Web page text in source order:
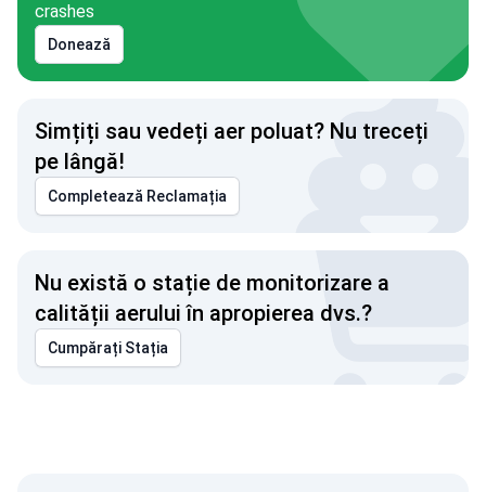
crashes
Donează
Simțiți sau vedeți aer poluat? Nu treceți
pe lângă!
Completează Reclamația
Nu există o stație de monitorizare a
calității aerului în apropierea dvs.?
Cumpărați Stația